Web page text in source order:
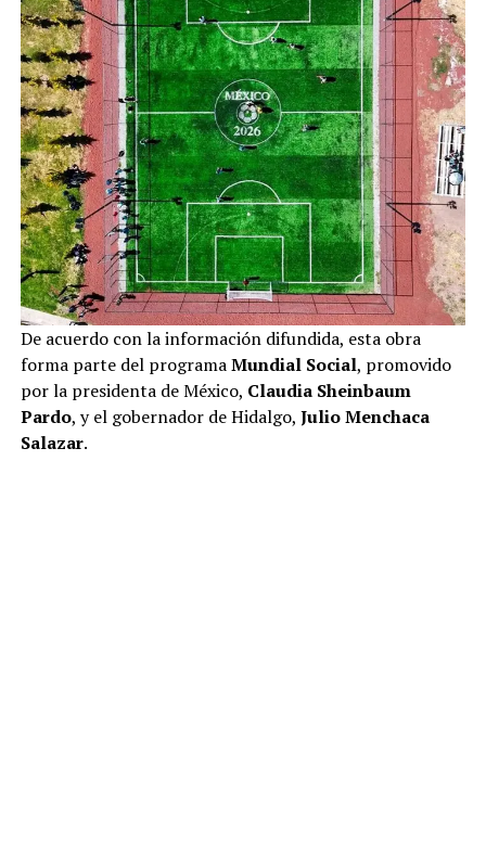
De acuerdo con la información difundida, esta obra
forma parte del programaMundial Social, promovido
por la presidenta de México, Claudia Sheinbaum
Pardo, y el gobernador de Hidalgo, Julio Menchaca
Salazar.